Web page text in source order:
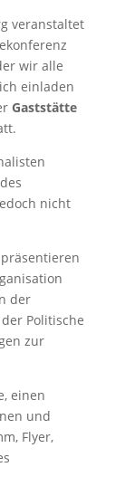
veranstaltet
wir alle
einladen
Gaststätte
nicht
der
Politische
zur
einen
und
Flyer,